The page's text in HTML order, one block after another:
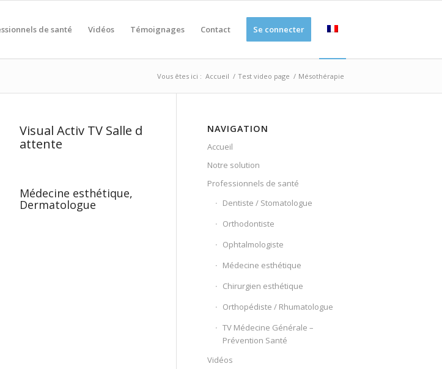
de santé Vidéos Témoignages Contact Se connecter
Vous êtes ici : Accueil / Test video page / Mésothérapie
Visual Activ TV Salle d
attente
Médecine esthétique,
Dermatologue
NAVIGATION
Accueil
Notre solution
Professionnels de santé
Dentiste / Stomatologue
Orthodontiste
Ophtalmologiste
Médecine esthétique
Chirurgien esthétique
Orthopédiste / Rhumatologue
TV Médecine Générale –
Prévention Santé
Vidéos